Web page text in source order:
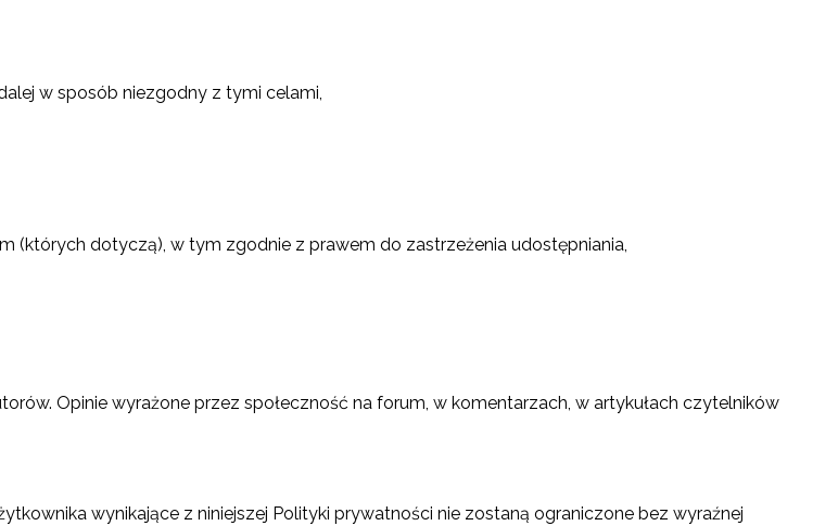
w sposób niezgodny z tymi celami,
(których dotyczą), w tym zgodnie z prawem do zastrzeżenia udostępniania,
Opinie wyrażone przez społeczność na forum, w komentarzach, w artykułach czytelników
wynikające z niniejszej Polityki prywatności nie zostaną ograniczone bez wyraźnej